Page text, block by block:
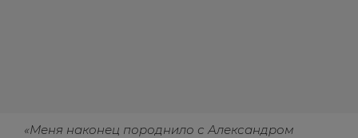
«Меня наконец породнило с Александром